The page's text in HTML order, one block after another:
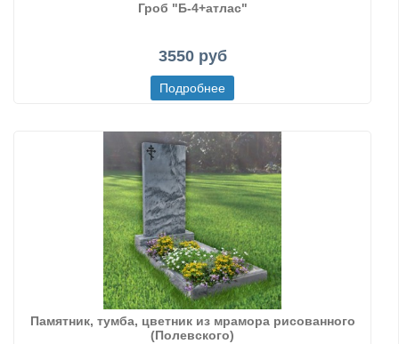
Гроб "Б-4+атлас"
3550 руб
Памятник, тумба, цветник из мрамора рисованного
(Полевского)